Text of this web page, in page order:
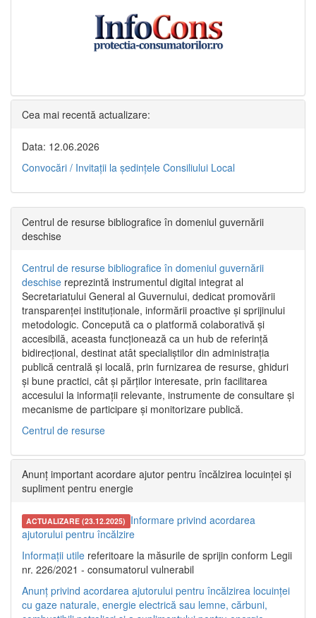
Cea mai recentă actualizare:
Data: 12.06.2026
Convocări / Invitaţii la şedinţele Consiliului Local
Centrul de resurse bibliografice în domeniul guvernării
deschise
Centrul de resurse bibliografice în domeniul guvernării
deschise reprezintă instrumentul digital integrat al
Secretariatului General al Guvernului, dedicat promovării
transparenței instituționale, informării proactive și sprijinului
metodologic. Concepută ca o platformă colaborativă și
accesibilă, aceasta funcționează ca un hub de referință
bidirecțional, destinat atât specialiștilor din administrația
publică centrală și locală, prin furnizarea de resurse, ghiduri
și bune practici, cât și părților interesate, prin facilitarea
accesului la informații relevante, instrumente de consultare și
mecanisme de participare și monitorizare publică.
Centrul de resurse
Anunț important acordare ajutor pentru încălzirea locuinței și
supliment pentru energie
ACTUALIZARE (23.12.2025) Informare privind acordarea
ajutorului pentru încălzire
Informații utile referitoare la măsurile de sprijin conform Legii
nr. 226/2021 - consumatorul vulnerabil
Anunț privind acordarea ajutorului pentru încălzirea locuinței
cu gaze naturale, energie electrică sau lemne, cărbuni,